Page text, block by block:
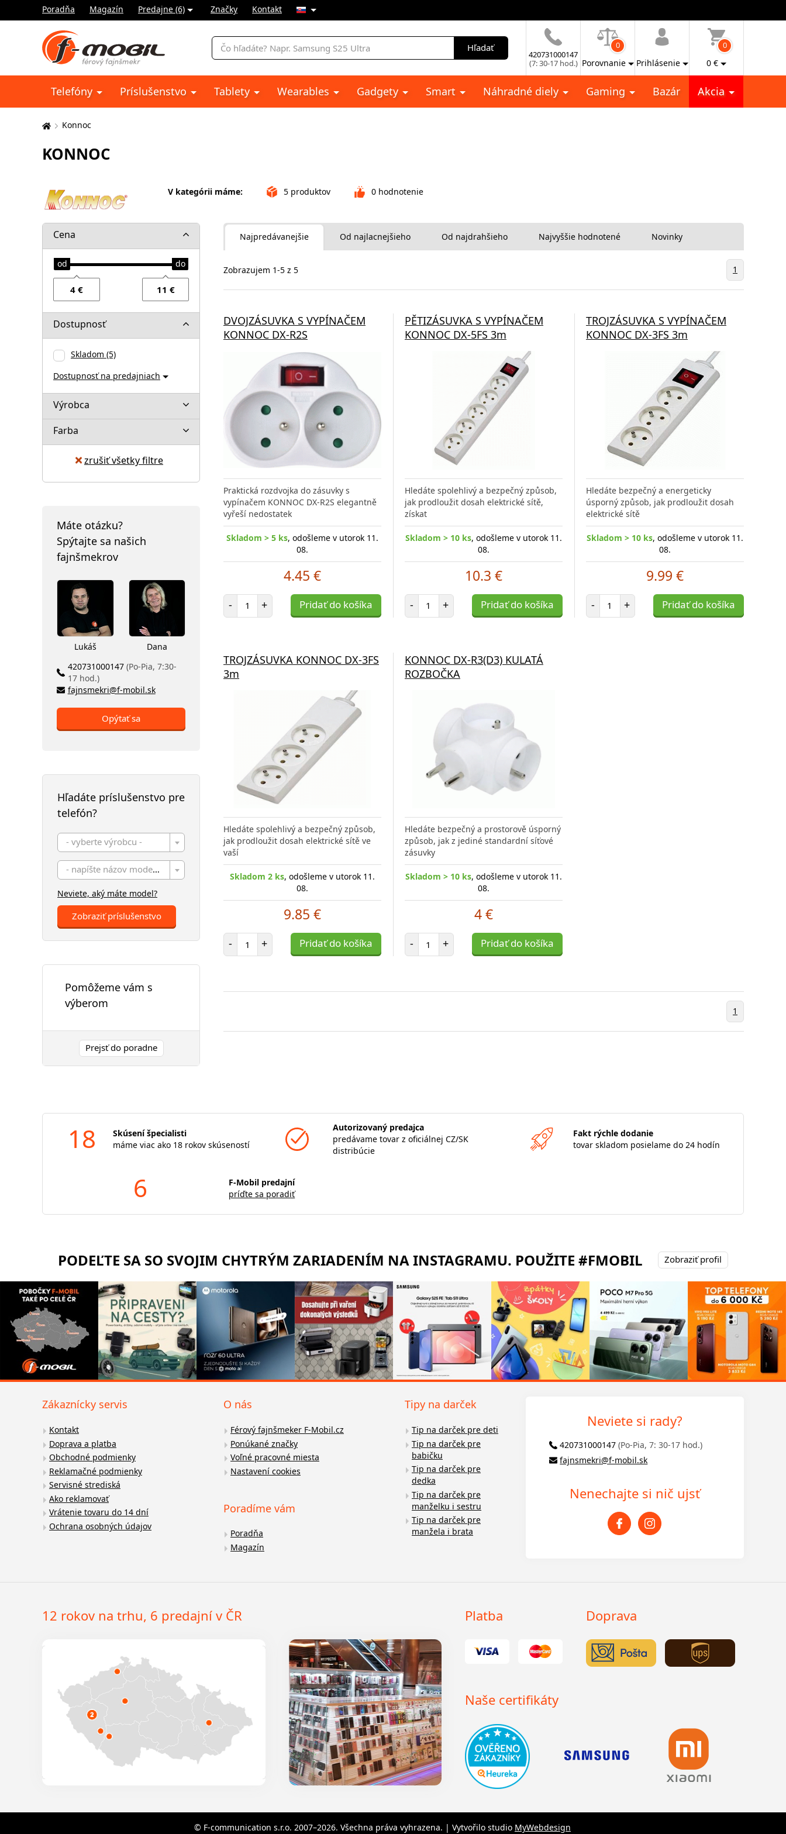
Poradňa Magazín Predajne (6) Značky Kontakt
Vyhľadávanie
Hľadať
420731000147
(7: 30-17 hod.)
0
Porovnanie Prihlásenie
0
0 €
Telefóny Príslušenstvo Tablety Wearables Gadgety Smart Náhradné diely Gaming Bazár Akcia
Tu
nachádzate:
Konnoc
KONNOC
V kategórii máme: 5 produktov 0 hodnotenie
Cena
Dostupnosť
Skladom (5)
Dostupnosť na predajniach
Výrobca
Farba
zrušiť všetky filtre
Máte otázku?
Spýtajte sa našich
fajnšmekrov
Lukáš
Dana
420731000147 (Po-Pia, 7:30-
17 hod.)
fajnsmekri@f-mobil.sk
Opýtať sa
Hľadáte príslušenstvo pre
telefón?
- vyberte výrobcu -
- napíšte názov modelu -
Neviete, aký máte model?
Zobraziť príslušenstvo
Pomôžeme vám s
výberom
Prejsť do poradne
Najpredávanejšie Od najlacnejšieho Od najdrahšieho Najvyššie hodnotené Novinky
Zobrazujem 1-5 z 5 1
DVOJZÁSUVKA S VYPÍNAČEM
KONNOC DX-R2S
Praktická rozdvojka do zásuvky s
vypínačem KONNOC DX-R2S elegantně
vyřeší nedostatek
Skladom > 5 ks, odošleme v utorok 11.
08.
4.45 €
- Počet položiek
+ Pridať do košíka
PĚTIZÁSUVKA S VYPÍNAČEM
KONNOC DX-5FS 3m
Hledáte spolehlivý a bezpečný způsob,
jak prodloužit dosah elektrické sítě,
získat
Skladom > 10 ks, odošleme v utorok 11.
08.
10.3 €
- Počet položiek
+ Pridať do košíka
TROJZÁSUVKA S VYPÍNAČEM
KONNOC DX-3FS 3m
Hledáte bezpečný a energeticky
úsporný způsob, jak prodloužit dosah
elektrické sítě
Skladom > 10 ks, odošleme v utorok 11.
08.
9.99 €
- Počet položiek
+ Pridať do košíka
TROJZÁSUVKA KONNOC DX-3FS
3m
Hledáte spolehlivý a bezpečný způsob,
jak prodloužit dosah elektrické sítě ve
vaší
Skladom 2 ks, odošleme v utorok 11.
08.
9.85 €
- Počet položiek
+ Pridať do košíka
KONNOC DX-R3(D3) KULATÁ
ROZBOČKA
Hledáte bezpečný a prostorově úsporný
způsob, jak z jediné standardní síťové
zásuvky
Skladom > 10 ks, odošleme v utorok 11.
08.
4 €
- Počet položiek
+ Pridať do košíka
1
18
Skúsení špecialisti
máme viac ako 18 rokov skúseností
Autorizovaný predajca
predávame tovar z oficiálnej CZ/SK
distribúcie
Fakt rýchle dodanie
tovar skladom posielame do 24 hodín
6
F-Mobil predajní
príďte sa poradiť
PODEĽTE SA SO SVOJIM CHYTRÝM ZARIADENÍM NA INSTAGRAMU. POUŽITE #FMOBIL Zobraziť profil
Zákaznícky servis
Kontakt
Doprava a platba
Obchodné podmienky
Reklamačné podmienky
Servisné strediská
Ako reklamovať
Vrátenie tovaru do 14 dní
Ochrana osobných údajov
O nás
Férový fajnšmeker F-Mobil.cz
Ponúkané značky
Voľné pracovné miesta
Nastavení cookies
Poradíme vám
Poradňa
Magazín
Tipy na darček
Tip na darček pre deti
Tip na darček pre
babičku
Tip na darček pre
dedka
Tip na darček pre
manželku i sestru
Tip na darček pre
manžela i brata
Neviete si rady?
420731000147 (Po-Pia, 7: 30-17 hod.)
fajnsmekri@f-mobil.sk
Nenechajte si nič ujsť
12 rokov na trhu, 6 predajní v ČR Platba Doprava
Naše certifikáty
© F-communication s.r.o. 2007–2026. Všechna práva vyhrazena. | Vytvořilo studio MyWebdesign